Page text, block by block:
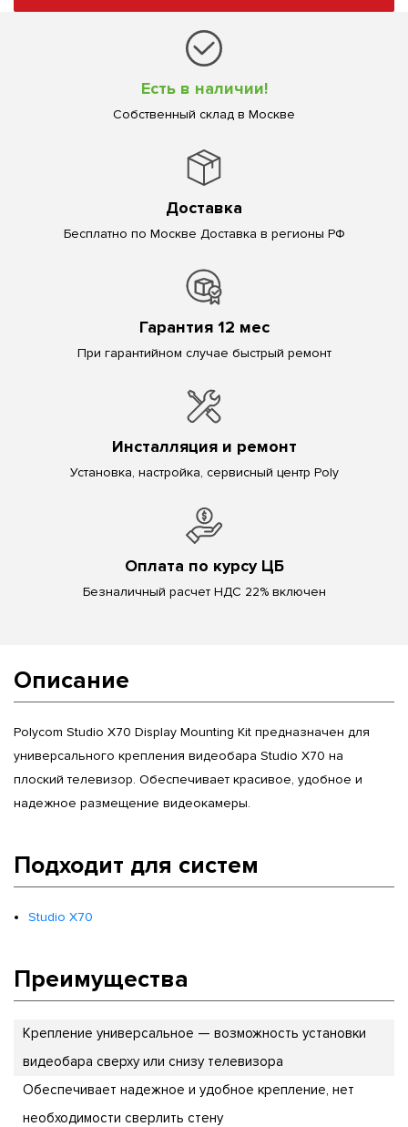
Есть в наличии!
Собственный склад в Москве
Доставка
Бесплатно по Москве Доставка в регионы РФ
Гарантия 12 мес
При гарантийном случае быстрый ремонт
Инсталляция и ремонт
Установка, настройка, сервисный центр Poly
Оплата по курсу ЦБ
Безналичный расчет НДС 22% включен
Описание
Polycom Studio X70 Display Mounting Kit предназначен для
универсального крепления видеобара Studio X70 на
плоский телевизор. Обеспечивает красивое, удобное и
надежное размещение видеокамеры.
Подходит для систем
Studio X70
Преимущества
Крепление универсальное — возможность установки
видеобара сверху или снизу телевизора
Обеспечивает надежное и удобное крепление, нет
необходимости сверлить стену